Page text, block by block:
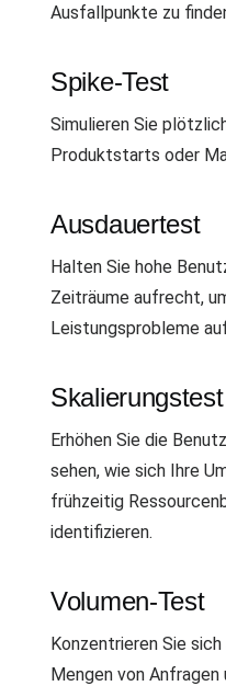
Ausfallpunkte zu
Spike-Test
Simulieren Sie
Produktstarts oder
Ausdauertest
Halten Sie hohe
Zeiträume aufrecht,
Leistungsprobleme
Skalierungstest
Erhöhen Sie die
sehen, wie sich Ihre
frühzeitig
identifizieren.
Volumen-Test
Konzentrieren Sie
Mengen von Anfragen